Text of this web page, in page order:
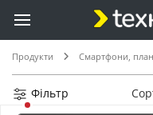
Продукти Смартфони,
Фільтр